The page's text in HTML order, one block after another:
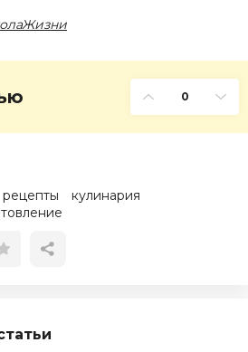
0
рецепты
кулинария